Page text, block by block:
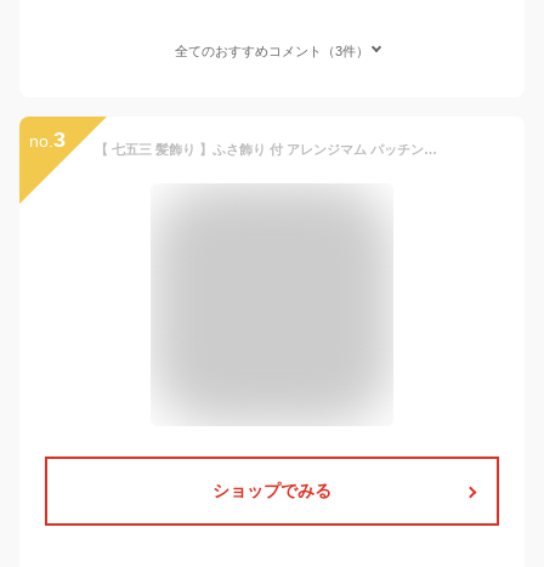
全てのおすすめコメント（3件）
no. 3 【 七五三 髪飾り 】ふさ飾り 付 アレンジマム パッチンどめ ヘアクリップ (1コ) | イエロー ピンク ホワイト ヘアアクセサリー 髪留め ヘアピン キッズ 子供 女の子 ガールズ 七五三 三歳 3歳 7歳 浴衣 卒園式 入学式 髪飾り 花火大会 夏祭り KHCP 全品 送料無料 実施中
ショップでみる